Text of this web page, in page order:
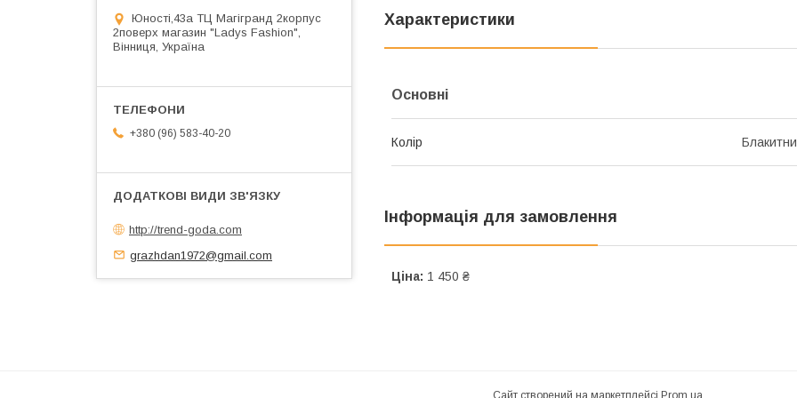
Характеристики
Основні
Колір
Інформація для замовлення
Ціна: 1 450 ₴
Юності,43а ТЦ Магігранд 2корпус
2поверх магазин "Ladys Fashion",
Вінниця, Україна
+380 (96) 583-40-20
http://trend-goda.com
grazhdan1972@gmail.com
Сайт створений на маркетплейсі Prom.ua